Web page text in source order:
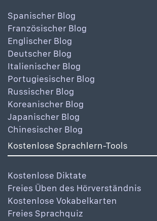
Spanischer Blog
Französischer Blog
Englischer Blog
Deutscher Blog
Italienischer Blog
Portugiesischer Blog
Russischer Blog
Koreanischer Blog
Japanischer Blog
Chinesischer Blog
Kostenlose Sprachlern-Tools
Kostenlose Diktate
Freies Üben des Hörverständnis
Kostenlose Vokabelkarten
Freies Sprachquiz